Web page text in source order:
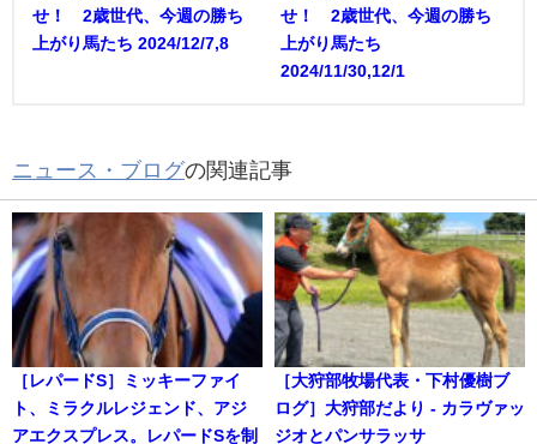
せ！ 2歳世代、今週の勝ち
上がり馬たち 2024/12/7,8
せ！ 2歳世代、今週の勝ち
上がり馬たち
2024/11/30,12/1
ニュース・ブログの関連記事
［レパードS］ミッキーファイ
ト、ミラクルレジェンド、アジ
アエクスプレス。レパードSを制
［大狩部牧場代表・下村優樹ブ
ログ］大狩部だより - カラヴァッ
ジオとパンサラッサ